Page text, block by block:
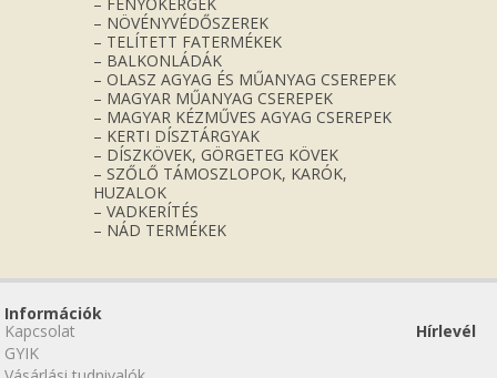
– NÖVÉNYVÉDŐSZEREK
– TELÍTETT FATERMÉKEK
– BALKONLÁDÁK
– OLASZ AGYAG ÉS MŰANYAG CSEREPEK
– MAGYAR MŰANYAG CSEREPEK
– MAGYAR KÉZMŰVES AGYAG CSEREPEK
– KERTI DÍSZTÁRGYAK
– DÍSZKÖVEK, GÖRGETEG KÖVEK
– SZŐLŐ TÁMOSZLOPOK, KARÓK,
HUZALOK
– VADKERÍTÉS
– NÁD TERMÉKEK
Információk
Kapcsolat
GYIK
Hírlevél